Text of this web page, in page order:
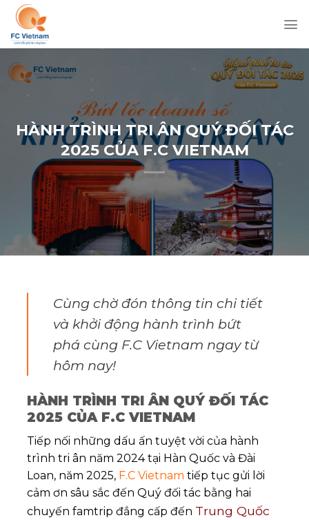
Chuyển
đến
nội
dung
HÀNH TRÌNH TRI ÂN QUÝ ĐỐI TÁC
2025 CỦA F.C VIETNAM
Cùng chờ đón thông tin chi tiết
và khởi động hành trình bứt
phá cùng F.C Vietnam ngay từ
hôm nay!
HÀNH TRÌNH TRI ÂN QUÝ ĐỐI TÁC
2025 CỦA F.C VIETNAM
Tiếp nối những dấu ấn tuyệt vời của hành
trình tri ân năm 2024 tại Hàn Quốc và Đài
Loan, năm 2025, F.C Vietnam tiếp tục gửi lời
cảm ơn sâu sắc đến Quý đối tác bằng hai
chuyến famtrip đẳng cấp đến Trung Quốc